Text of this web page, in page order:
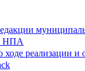
НПА
реализации